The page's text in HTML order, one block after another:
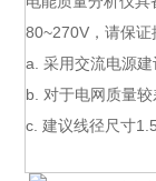
80~270V，请保
a. 采用交流电源
b. 对于电网质量
c. 建议线径尺寸